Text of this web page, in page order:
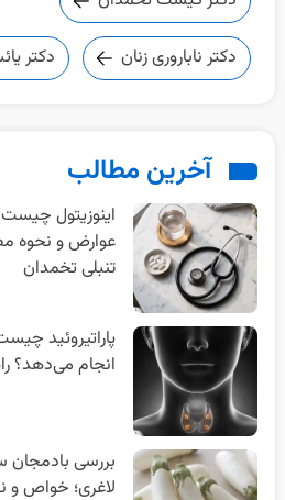
دکتر ناباروری زنان دکتر
آخرین مطالب
اینوزیتول
عوارض و نحوه
تنبلی تخمدان
پاراتیروئید
انجام می‌دهد؟
بررسی بادمجان
لاغری؛ خواص و